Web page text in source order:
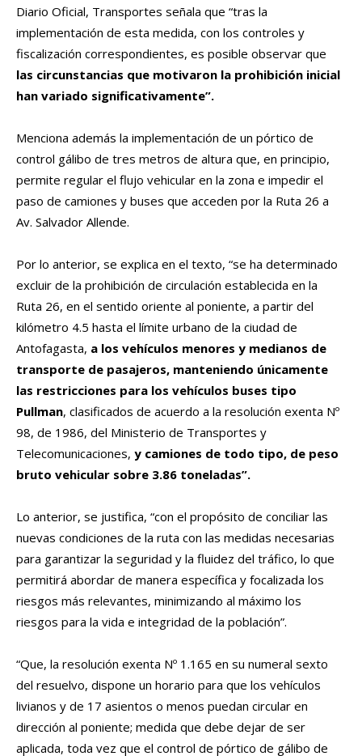
Diario Oficial, Transportes señala que “tras la
implementación de esta medida, con los controles y
fiscalización correspondientes, es posible observar que
las circunstancias que motivaron la prohibición inicial
han variado significativamente”.
Menciona además la implementación de un pórtico de
control gálibo de tres metros de altura que, en principio,
permite regular el flujo vehicular en la zona e impedir el
paso de camiones y buses que acceden por la Ruta 26 a
Av. Salvador Allende.
Por lo anterior, se explica en el texto, “se ha determinado
excluir de la prohibición de circulación establecida en la
Ruta 26, en el sentido oriente al poniente, a partir del
kilómetro 4.5 hasta el límite urbano de la ciudad de
Antofagasta, a los vehículos menores y medianos de
transporte de pasajeros, manteniendo únicamente
las restricciones para los vehículos buses tipo
Pullman, clasificados de acuerdo a la resolución exenta Nº
98, de 1986, del Ministerio de Transportes y
Telecomunicaciones, y camiones de todo tipo, de peso
bruto vehicular sobre 3.86 toneladas”.
Lo anterior, se justifica, “con el propósito de conciliar las
nuevas condiciones de la ruta con las medidas necesarias
para garantizar la seguridad y la fluidez del tráfico, lo que
permitirá abordar de manera específica y focalizada los
riesgos más relevantes, minimizando al máximo los
riesgos para la vida e integridad de la población”.
“Que, la resolución exenta Nº 1.165 en su numeral sexto
del resuelvo, dispone un horario para que los vehículos
livianos y de 17 asientos o menos puedan circular en
dirección al poniente; medida que debe dejar de ser
aplicada, toda vez que el control de pórtico de gálibo de